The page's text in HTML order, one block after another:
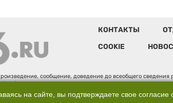
КОНТАКТЫ
COOKIE
сообщение, доведение до всеобщего
(18+) зарегистрировано Федеральной службой по
с ограниченной ответственностью "66.ру".
обл., г. Екатеринбург, ул. Бориса Ельцина, д. 3, оф.
на сайте, вы подтверждаете свое согласие